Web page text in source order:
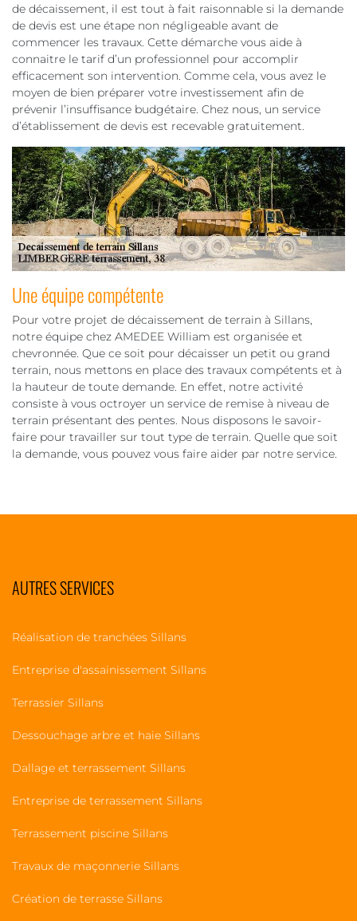
de décaissement, il est tout à fait raisonnable si la demande
de devis est une étape non négligeable avant de
commencer les travaux. Cette démarche vous aide à
connaitre le tarif d’un professionnel pour accomplir
efficacement son intervention. Comme cela, vous avez le
moyen de bien préparer votre investissement afin de
prévenir l’insuffisance budgétaire. Chez nous, un service
d’établissement de devis est recevable gratuitement.
Une équipe compétente
Pour votre projet de décaissement de terrain à Sillans,
notre équipe chez AMEDEE William est organisée et
chevronnée. Que ce soit pour décaisser un petit ou grand
terrain, nous mettons en place des travaux compétents et à
la hauteur de toute demande. En effet, notre activité
consiste à vous octroyer un service de remise à niveau de
terrain présentant des pentes. Nous disposons le savoir-
faire pour travailler sur tout type de terrain. Quelle que soit
la demande, vous pouvez vous faire aider par notre service.
AUTRES SERVICES
Réalisation de tranchées Sillans
Entreprise d'assainissement Sillans
Terrassier Sillans
Dessouchage arbre et haie Sillans
Dallage et terrassement Sillans
Entreprise de terrassement Sillans
Terrassement piscine Sillans
Travaux de maçonnerie Sillans
Création de terrasse Sillans